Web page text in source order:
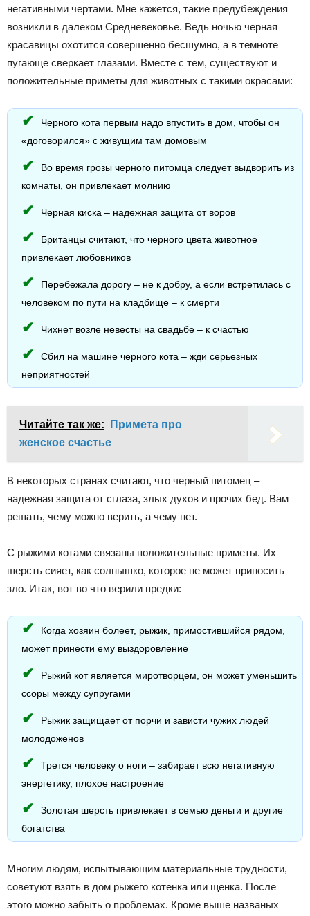
негативными чертами. Мне кажется, такие предубеждения
возникли в далеком Средневековье. Ведь ночью черная
красавицы охотится совершенно бесшумно, а в темноте
пугающе сверкает глазами. Вместе с тем, существуют и
положительные приметы для животных с такими окрасами:
Черного кота первым надо впустить в дом, чтобы он
«договорился» с живущим там домовым
Во время грозы черного питомца следует выдворить из
комнаты, он привлекает молнию
Черная киска – надежная защита от воров
Британцы считают, что черного цвета животное
привлекает любовников
Перебежала дорогу – не к добру, а если встретилась с
человеком по пути на кладбище – к смерти
Чихнет возле невесты на свадьбе – к счастью
Сбил на машине черного кота – жди серьезных
неприятностей
Читайте так же:
Примета про
женское счастье
В некоторых странах считают, что черный питомец –
надежная защита от сглаза, злых духов и прочих бед. Вам
решать, чему можно верить, а чему нет.
С рыжими котами связаны положительные приметы. Их
шерсть сияет, как солнышко, которое не может приносить
зло. Итак, вот во что верили предки:
Когда хозяин болеет, рыжик, примостившийся рядом,
может принести ему выздоровление
Рыжий кот является миротворцем, он может уменьшить
ссоры между супругами
Рыжик защищает от порчи и зависти чужих людей
молодоженов
Трется человеку о ноги – забирает всю негативную
энергетику, плохое настроение
Золотая шерсть привлекает в семью деньги и другие
богатства
Многим людям, испытывающим материальные трудности,
советуют взять в дом рыжего котенка или щенка. После
этого можно забыть о проблемах. Кроме выше названых